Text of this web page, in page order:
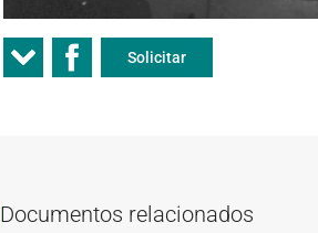
Solicitar
Documentos relacionados